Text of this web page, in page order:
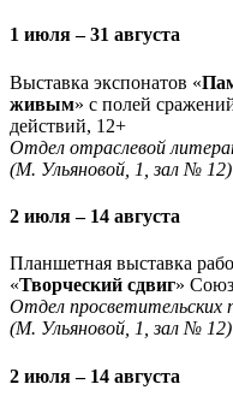
1 июля – 31 августа
Выставка экспонатов «
живым» с полей
действий, 12+
Отдел отраслевой
(М. Ульяновой, 1, зал № 12)
2 июля – 14 августа
Планшетная выставка
«Творческий сдвиг»
Отдел просветительских
(М. Ульяновой, 1, зал № 12)
2 июля – 14 августа